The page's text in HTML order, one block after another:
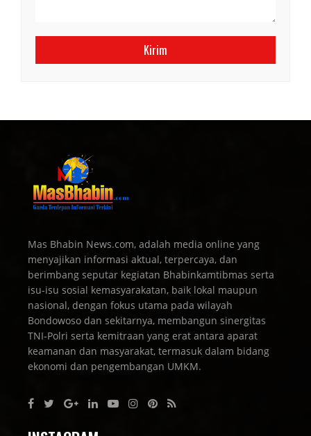
Mas Bhabin News.com, adalah media online yang
menyajikan informasi aktual, terpercaya, dan
berimbang seputar kegiatan Bhabinkamtibmas serta
isu-isu sosial kemasyarakatan, baik lokal maupun
nasional, dengan fokus utama pada wilayah
Bondowoso dan sekitarnya, membangun sinergitas
TNI-Polri serta kemitraan yang erat antara aparat
keamanan dan masyarakat, termasuk dalam bidang
ekonomi dan pengembangan UMKM.